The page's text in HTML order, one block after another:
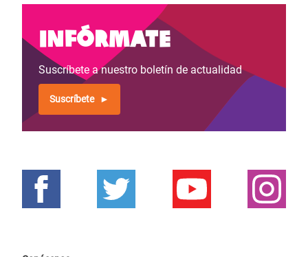
Infórmate
Suscríbete a nuestro boletín de actualidad
Suscríbete